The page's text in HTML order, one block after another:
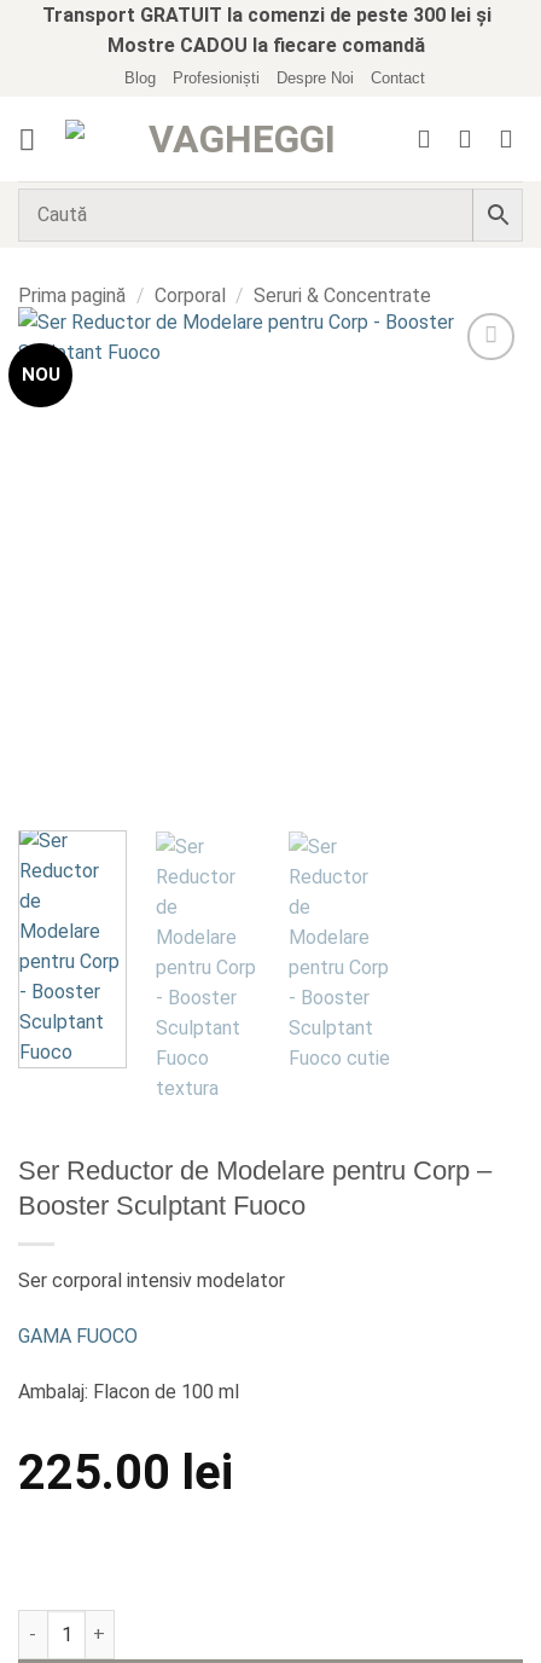
Transport GRATUIT la comenzi de peste 300 lei și
Mostre CADOU la fiecare comandă
Blog Profesioniști Despre Noi Contact
Prima pagină / Corporal / Seruri & Concentrate
NOU
Ser Reductor de Modelare pentru Corp –
Booster Sculptant Fuoco
Ser corporal intensiv modelator
GAMA FUOCO
Ambalaj: Flacon de 100 ml
225.00 lei
Cantitate Ser Reductor de Modelare pentru Corp - Booster